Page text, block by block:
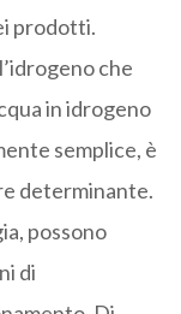
prodotti.
che
in idrogeno
semplice, è
determinante.
possono
di